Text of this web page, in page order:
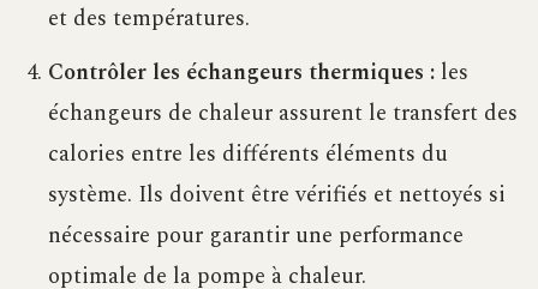
et des températures.
Contrôler les échangeurs thermiques : les
échangeurs de chaleur assurent le transfert des
calories entre les différents éléments du
système. Ils doivent être vérifiés et nettoyés si
nécessaire pour garantir une performance
optimale de la pompe à chaleur.